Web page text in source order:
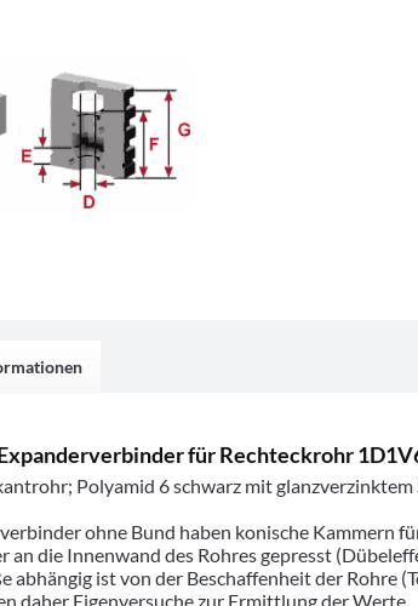
für Rechteckrohr
Polyamid 6 schwarz mit glanzverzinktem
ohne Bund haben konische Kammern
an die Innenwand des Rohres gepresst
abhängig ist von der Beschaffenheit der Rohre
daher Eigenversuche zur Ermittlung der Werte.